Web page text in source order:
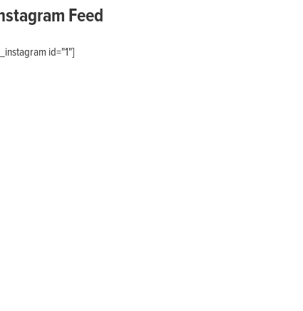
Feed
id="1"]